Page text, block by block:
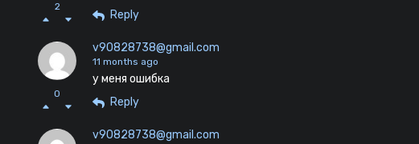
2
Reply
0
v90828738@gmail.com
11 months ago
у меня ошибка
Reply
v90828738@gmail.com